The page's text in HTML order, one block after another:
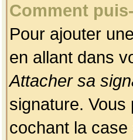
Comment
Pour ajouter
en allant dans
Attacher sa
signature.
cochant la